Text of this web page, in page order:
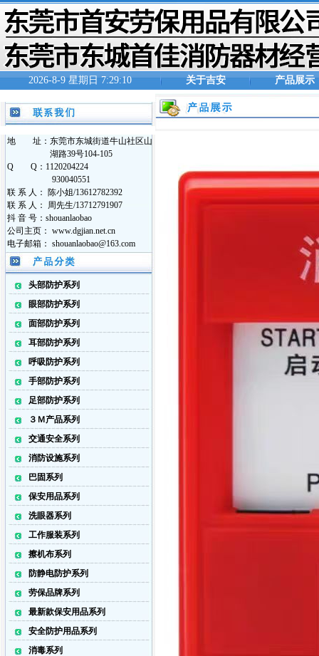
2026-8-9 星期日 7:29:10 关于吉安 产品展示
地 址：东莞市东城街道牛山社区山
湖路39号104-105
Q Q：1120204224
930040551
联 系 人： 陈小姐/13612782392
联 系 人： 周先生/13712791907
抖 音 号：shouanlaobao
公司主页： www.dgjian.net.cn
电子邮箱： shouanlaobao@163.com
头部防护系列
眼部防护系列
面部防护系列
耳部防护系列
呼吸防护系列
手部防护系列
足部防护系列
３Ｍ产品系列
交通安全系列
消防设施系列
巴固系列
保安用品系列
洗眼器系列
工作服装系列
擦机布系列
防静电防护系列
劳保品牌系列
最新款保安用品系列
安全防护用品系列
消毒系列